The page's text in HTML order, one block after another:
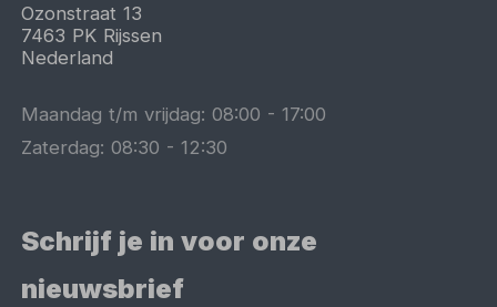
Ozonstraat 13
7463 PK Rijssen
Nederland
Maandag t/m vrijdag:08:00 -17:00
Zaterdag:08:30 -12:30
Schrijf je in voor onze
nieuwsbrief